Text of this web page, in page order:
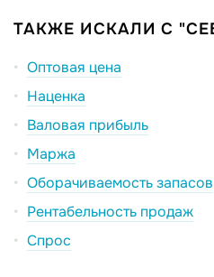
ТАКЖЕ ИСКАЛИ С
Оптовая цена
Наценка
Валовая прибыль
Маржа
Оборачиваемость запасов
Рентабельность продаж
Спрос